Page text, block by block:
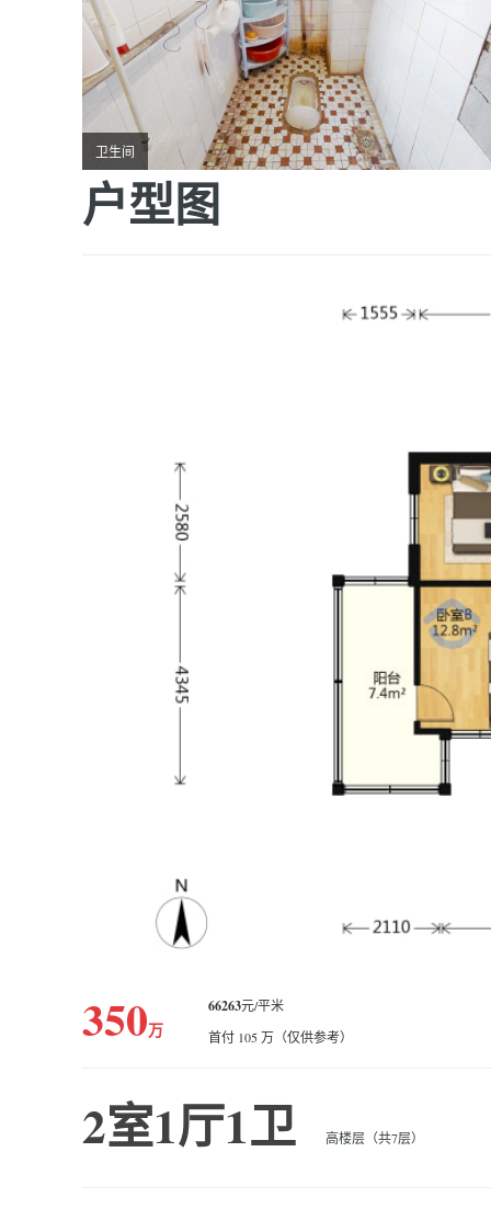
卫生间
户型图
350万
66263元/平米
首付 105 万（仅供参考）
2室1厅1卫 高楼层（共7层）